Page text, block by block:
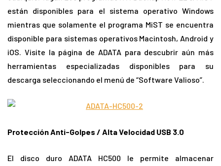
están disponibles para el sistema operativo Windows
mientras que solamente el programa MiST se encuentra
disponible para sistemas operativos Macintosh, Android y
iOS. Visite la página de ADATA para descubrir aún más
herramientas especializadas disponibles para su
descarga seleccionando el menú de “Software Valioso”.
Protección Anti-Golpes / Alta Velocidad USB 3.0
El disco duro ADATA HC500 le permite almacenar